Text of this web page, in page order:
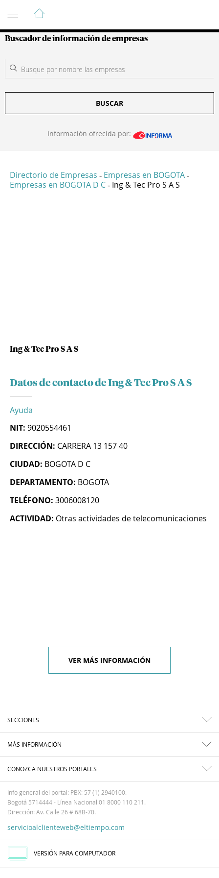
Guía de Empresas Colombianas
Buscador de información de empresas
BUSCAR
Información ofrecida por:
Directorio de Empresas - Empresas en BOGOTA -
Empresas en BOGOTA D C - Ing & Tec Pro S A S
Ing & Tec Pro S A S
Datos de contacto de Ing & Tec Pro S A S
Ayuda
NIT: 9020554461
DIRECCIÓN: CARRERA 13 157 40
CIUDAD: BOGOTA D C
DEPARTAMENTO: BOGOTA
TELÉFONO: 3006008120
ACTIVIDAD: Otras actividades de telecomunicaciones
VER MÁS INFORMACIÓN
SECCIONES
MÁS INFORMACIÓN
CONOZCA NUESTROS PORTALES
Info general del portal: PBX: 57 (1) 2940100.
Bogotá 5714444 - Línea Nacional 01 8000 110 211.
Dirección: Av. Calle 26 # 68B-70.
servicioalclienteweb@eltiempo.com
VERSIÓN PARA COMPUTADOR